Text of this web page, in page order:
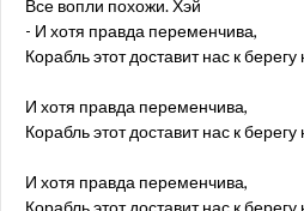
Все вопли похожи. Хэй
- И хотя правда переменчива,
Корабль этот доставит нас к
И хотя правда переменчива,
Корабль этот доставит нас к
И хотя правда переменчива,
Корабль этот доставит нас к